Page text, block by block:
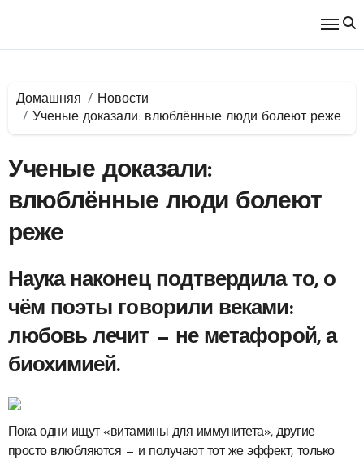
Домашняя
Новости
Ученые доказали: влюблённые люди болеют реже
Ученые доказали:
влюблённые люди болеют
реже
Наука наконец подтвердила то, о
чём поэты говорили веками:
любовь лечит — не метафорой, а
биохимией.
Пока одни ищут «витамины для иммунитета», другие
просто влюбляются — и получают тот же эффект, только